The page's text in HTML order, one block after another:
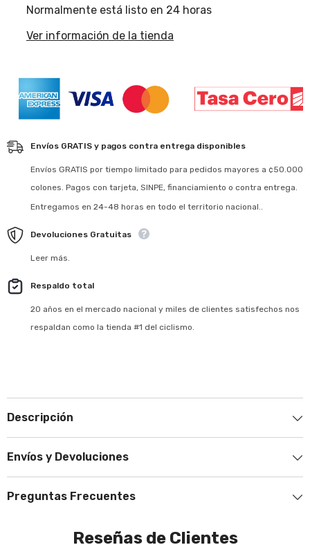
Normalmente está listo en 24 horas
Ver información de la tienda
Envíos GRATIS y pagos contra entrega disponibles
Envíos GRATIS por tiempo limitado para pedidos mayores a ¢50.000
colones. Pagos con tarjeta, SINPE, financiamiento o contra entrega.
Entregamos en 24-48 horas en todo el territorio nacional..
Devoluciones Gratuitas
Leer más.
Respaldo total
20 años en el mercado nacional y miles de clientes satisfechos nos
respaldan como la tienda #1 del ciclismo.
Descripción
Envíos y Devoluciones
Preguntas Frecuentes
Reseñas de Clientes